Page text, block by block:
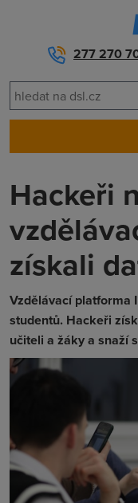
277 270
Hackeři
získali
Vzdělávací platforma
studentů. Hackeři
učiteli a žáky a snaží